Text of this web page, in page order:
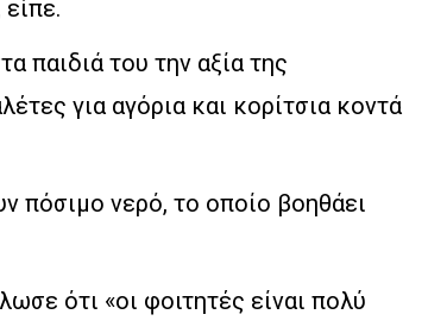
παιδιά του την αξία της
για αγόρια και κορίτσια κοντά
πόσιμο νερό, το οποίο βοηθάει
ότι «οι φοιτητές είναι πολύ